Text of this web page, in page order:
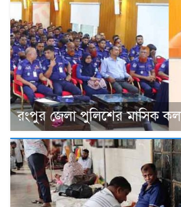
রংপুর জেলা পুলিশের মাসিক